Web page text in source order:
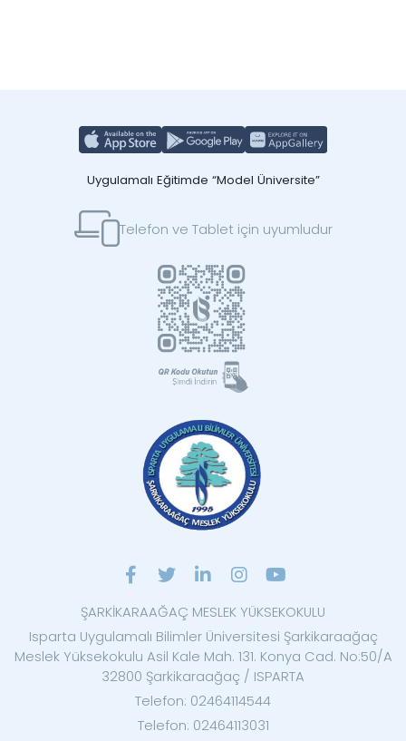
Uygulamalı Eğitimde “Model Üniversite”
Telefon ve Tablet için uyumludur
ŞARKİKARAAĞAÇ MESLEK YÜKSEKOKULU
Isparta Uygulamalı Bilimler Üniversitesi Şarkikaraağaç
Meslek Yüksekokulu Asil Kale Mah. 131. Konya Cad. No:50/A
32800 Şarkikaraağaç / ISPARTA
Telefon: 02464114544
Telefon: 02464113031